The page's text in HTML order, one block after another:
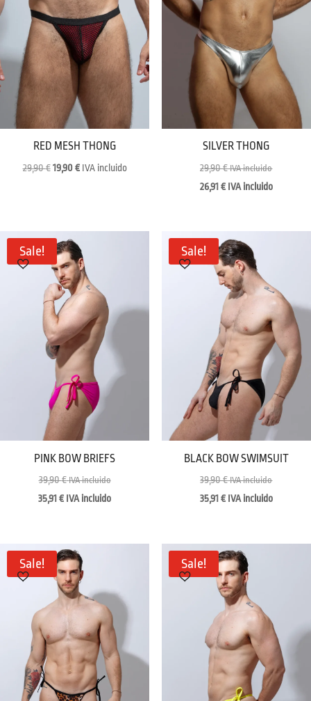
RED MESH THONG
29,90€ Original
19,90€Current
IVA incluido
SILVER THONG
29,90€ IVA incluido
26,91€ IVA incluido
Sale!
PINK BOW BRIEFS
39,90€ IVA incluido
35,91€ IVA incluido
Sale!
BLACK BOW SWIMSUIT
39,90€ IVA incluido
35,91 € IVA incluido
Sale! Sale!